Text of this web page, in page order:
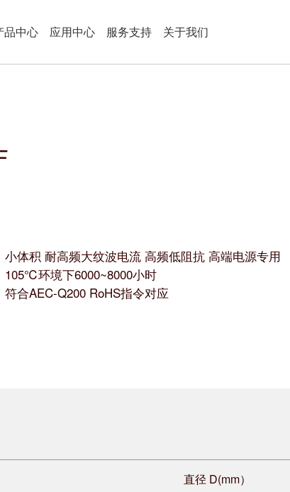
品中心 应用中心 服务支持 关于我们
小体积 耐高频大纹波电流 高频低阻抗 高端电源专用
105℃环境下6000~8000小时
符合AEC-Q200 RoHS指令对应
直径 D(mm）